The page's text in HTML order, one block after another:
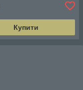
Купити